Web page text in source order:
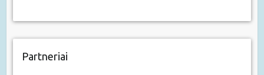
Partneriai